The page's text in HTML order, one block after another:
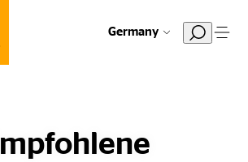
Germany